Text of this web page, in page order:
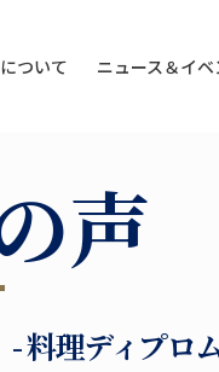
ついて ニュース＆イ
声
料理ディプロ